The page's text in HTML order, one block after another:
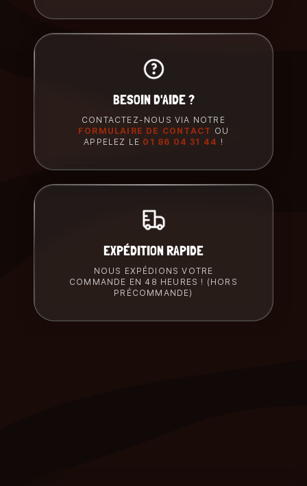
BESOIN D'AIDE ?
CONTACTEZ-NOUS VIA NOTRE
FORMULAIRE DE CONTACT OU
APPELEZ LE 01 86 04 31 44 !
EXPÉDITION RAPIDE
NOUS EXPÉDIONS VOTRE
COMMANDE EN 48 HEURES ! (HORS
PRÉCOMMANDE)